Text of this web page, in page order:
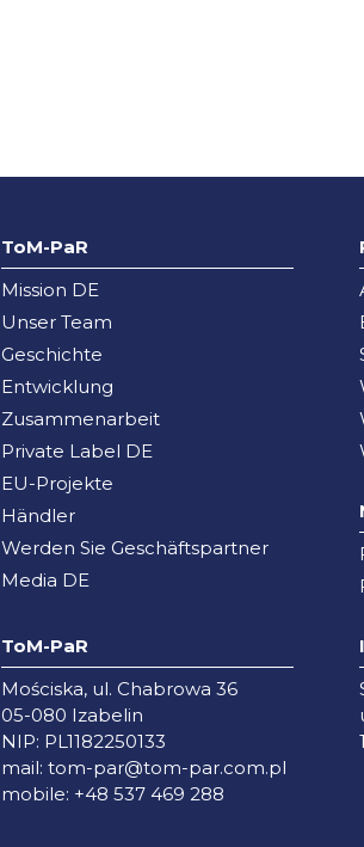
ToM-PaR
Mission DE
Unser Team
Geschichte
Entwicklung
Zusammenarbeit
Private Label DE
EU-Projekte
Händler
Werden Sie Geschäftspartner
Media DE
ToM-PaR
Mościska, ul. Chabrowa 36
05-080 Izabelin
NIP: PL1182250133
mail: tom-par@tom-par.com.pl
mobile: +48 537 469 288